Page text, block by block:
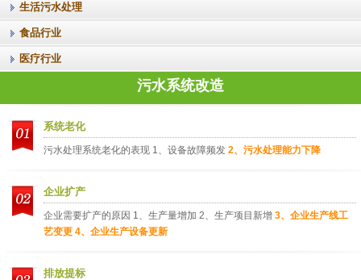
生活污水处理
食品行业
医疗行业
污水系统改造
系统老化
污水处理系统老化的表现 1、设备故障频发 2、污水处理能力下降
企业扩产
企业需要扩产的原因 1、生产量增加 2、生产项目新增 3、企业生产线工
艺变更 4、企业生产设备更新
排放提标